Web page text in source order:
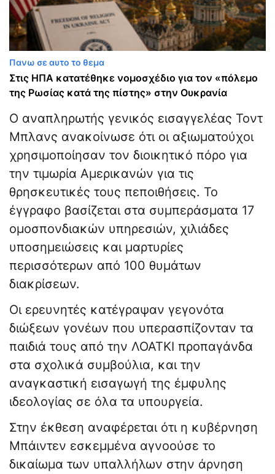
Πανω σε αυτο το θεμα
Στις ΗΠΑ κατατέθηκε νομοσχέδιο για τον «πόλεμο
της Ρωσίας κατά της πίστης» στην Ουκρανία
Ο αναπληρωτής γενικός εισαγγελέας Τοντ
Μπλανς ανακοίνωσε ότι οι αξιωματούχοι
χρησιμοποίησαν τον διοικητικό πόρο για
την τιμωρία Αμερικανών για τις
θρησκευτικές τους πεποιθήσεις. Το
έγγραφο βασίζεται στα συμπεράσματα 17
ομοσπονδιακών υπηρεσιών, χιλιάδες
υποσημειώσεις και μαρτυρίες
περισσότερων από 100 θυμάτων
διακρίσεων.
Οι ερευνητές κατέγραψαν γεγονότα
διώξεων γονέων που υπερασπίζονταν τα
παιδιά τους από την ΛΟΑΤΚΙ προπαγάνδα
στα σχολικά συμβούλια, και την
αναγκαστική εισαγωγή της έμφυλης
ιδεολογίας σε όλα τα υπουργεία.
Στην έκθεση αναφέρεται ότι η κυβέρνηση
Μπάιντεν εσκεμμένα αγνοούσε το
δικαίωμα των υπαλλήλων στην άρνηση